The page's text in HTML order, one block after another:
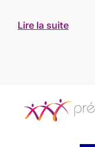
Lire la suite